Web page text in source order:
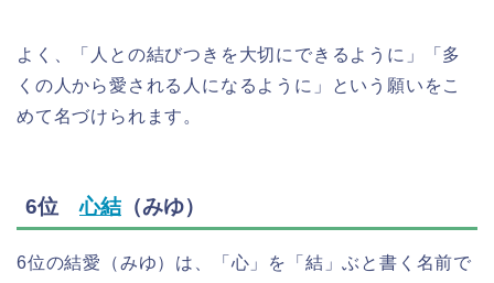
よく、「人との結びつきを大切にできるように」「多
くの人から愛される人になるように」という願いをこ
めて名づけられます。
6位心結 （みゆ）
6位の結愛（みゆ）は、「心」を「結」ぶと書く名前で